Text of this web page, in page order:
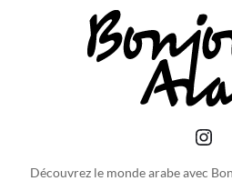
Découvrez le monde arabe avec